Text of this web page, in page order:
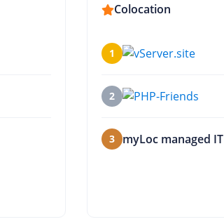
Colocation
1
2
3 myLoc managed IT